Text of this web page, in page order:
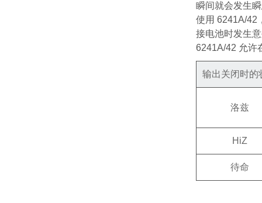
瞬间就会发生
使用 6241A/42
接电池时发生
6241A/42 允许
输出关闭时的
洛兹
HiZ
待命